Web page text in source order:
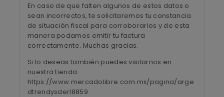
En caso de que falten algunos de estos datos o
sean incorrectos, te solicitaremos tu constancia
de situación fiscal para corroborarlos y de esta
manera podamos emitir tu factura
correctamente. Muchas gracias.
Si lo deseas también puedes visitarnos en
nuestra tienda
https://www.mercadolibre.com.mx/pagina/arge
dtrendysderl8859